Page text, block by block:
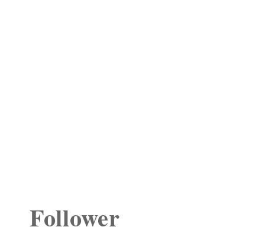
Follower